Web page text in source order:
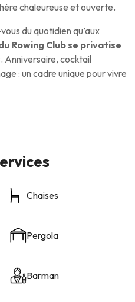
chaleureuse et ouverte.
du quotidien qu’aux
Rowing Club se privatise
Anniversaire, cocktail
: un cadre unique pour vivre
Chaises
Pergola
Barman